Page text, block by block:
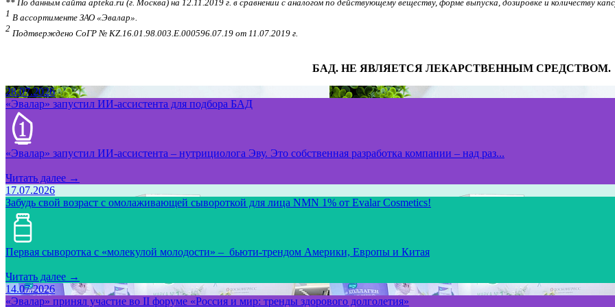
** По данным сайта apteka.ru (г. Москва) на 12.11.2019 г. в сравнении с аналогом по действующему веществу, форме выпуска, дозировке и количеству
1 В ассортименте ЗАО «Эвалар».
2 Подтверждено СоГР № KZ.16.01.98.003.Е.000596.07.19 от 11.07.2019 г.
БАД. НЕ ЯВЛЯЕТСЯ ЛЕКАРСТВЕННЫМ СРЕДСТВОМ.
28.07.2026
«Эвалар» запустил ИИ-ассистента для подбора БАД
«Эвалар» запустил ИИ-ассистента – нутрициолога Эву. Это собственная разработка компании – над раз...
Читать далее →
17.07.2026
Забудь свой возраст с омолаживающей сывороткой для лица NMN 1% от Evalar Cosmetics!
Первая сыворотка с «молекулой молодости» – бьюти-трендом Америки, Европы и Китая
Читать далее →
14.07.2026
«Эвалар» принял участие во II форуме «Россия и мир: тренды здорового долголетия»